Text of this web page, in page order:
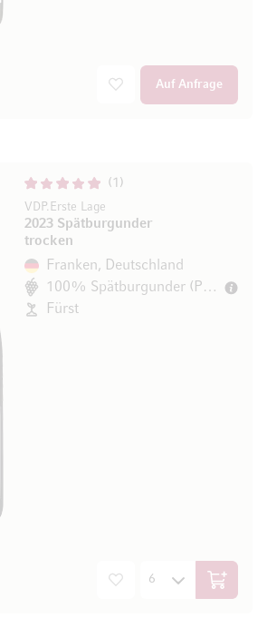
Auf Anfrage
1
VDP.Erste Lage
2023 Spätburgunder
trocken
Franken, Deutschland
100% Spätburgunder (Pinot Noir)
Fürst
In den